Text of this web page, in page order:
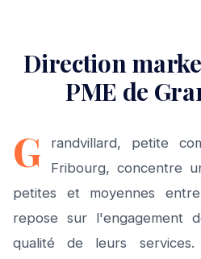
Direction
PME de
G
randvillard, petite
Fribourg, concentre
petites et moyennes
repose sur l'engagement
qualité de leurs